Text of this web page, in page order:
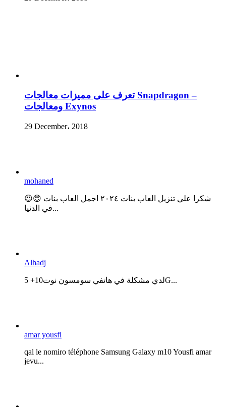
تعرف على مميزات معالجات Snapdragon –
ومعالجات Exynos
29 December، 2018
mohaned
😍😍 شكرا علي تنزيل العاب بنات ٢٠٢٤ اجمل العاب بنات
في الدنيا...
Alhadj
لدي مشكلة في هاتفي سومسون نوت10+ 5G...
amar yousfi
qal le nomiro téléphone Samsung Galaxy m10 Yousfi amar
jevu...